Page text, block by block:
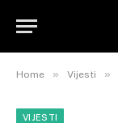
Home » Vijesti »
VIJESTI